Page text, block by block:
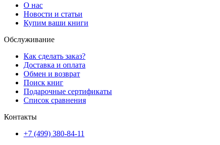
О нас
Новости и статьи
Купим ваши книги
Обслуживание
Как сделать заказ?
Доставка и оплата
Обмен и возврат
Поиск книг
Подарочные сертификаты
Список сравнения
Контакты
+7 (499) 380-84-11